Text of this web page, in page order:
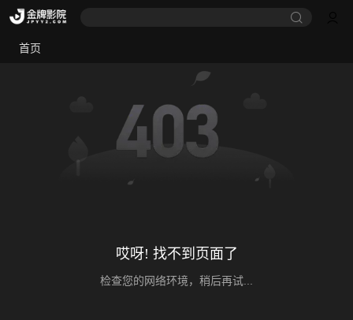
首页
哎呀! 找不到页面了
检查您的网络环境，稍后再试...